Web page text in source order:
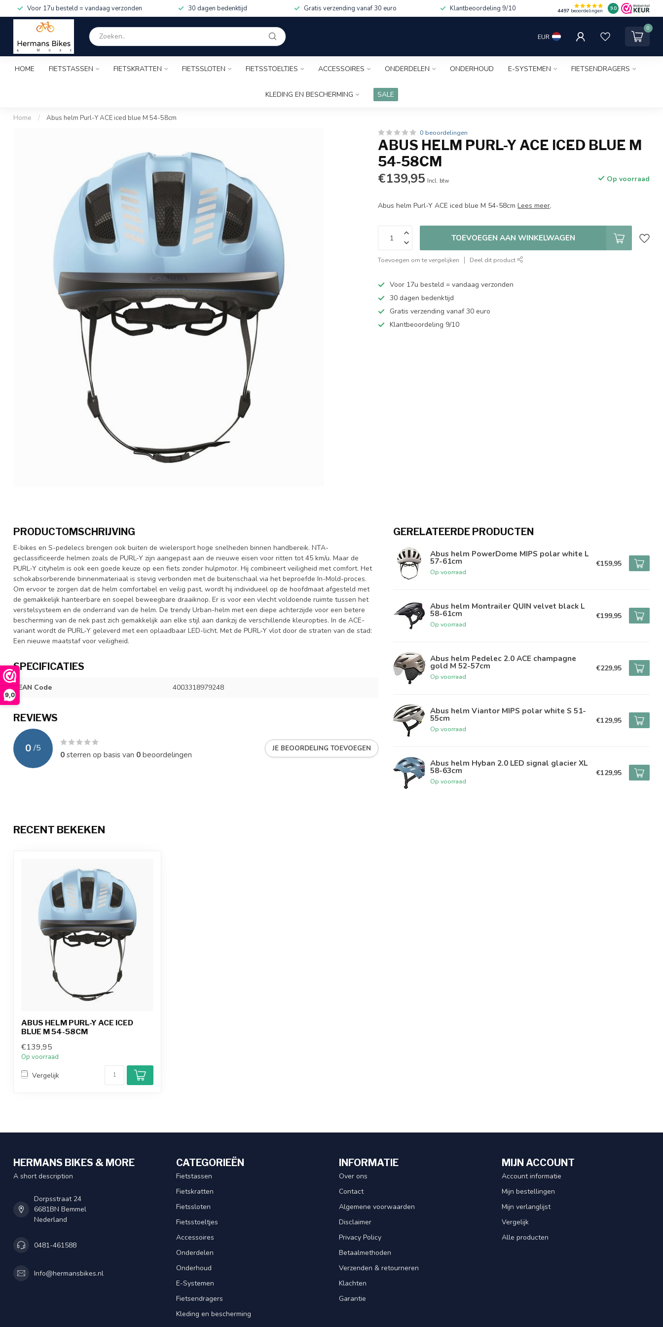
9,0
Voor 17u besteld = vandaag verzonden 30 dagen bedenktijd Gratis verzending vanaf 30 euro Klantbeoordeling 9/10 4497beoordelingen 9.0
EUR
0
HOME FIETSTASSEN FIETSKRATTEN FIETSSLOTEN FIETSSTOELTJES ACCESSOIRES ONDERDELEN ONDERHOUD E-SYSTEMEN FIETSENDRAGERS
KLEDING EN BESCHERMING SALE
Home / Abus helm Purl-Y ACE iced blue M 54-58cm
0 beoordelingen
ABUS HELM PURL-Y ACE ICED BLUE M
54-58CM
€139,95 Incl. btw Op voorraad
Abus helm Purl-Y ACE iced blue M 54-58cmLees meer.
TOEVOEGEN AAN WINKELWAGEN
Toevoegen om te vergelijken Deel dit product
Voor 17u besteld = vandaag verzonden
30 dagen bedenktijd
Gratis verzending vanaf 30 euro
Klantbeoordeling 9/10
PRODUCTOMSCHRIJVING
E-bikes en S-pedelecs brengen ook buiten de wielersport hoge snelheden binnen handbereik. NTA-
geclassificeerde helmen zoals de PURL-Y zijn aangepast aan de nieuwe eisen voor ritten tot 45 km/u. Maar de
PURL-Y cityhelm is ook een goede keuze op een fiets zonder hulpmotor. Hij combineert veiligheid met comfort. Het
schokabsorberende binnenmateriaal is stevig verbonden met de buitenschaal via het beproefde In-Mold-proces.
Om ervoor te zorgen dat de helm comfortabel en veilig past, wordt hij individueel op de hoofdmaat afgesteld met
de gemakkelijk hanteerbare en soepel beweegbare draaiknop. Er is voor een vlecht voldoende ruimte tussen het
verstelsysteem en de onderrand van de helm. De trendy Urban-helm met een diepe achterzijde voor een betere
bescherming van de nek past zich gemakkelijk aan elke stijl aan dankzij de verschillende kleuropties. In de ACE-
variant wordt de PURL-Y geleverd met een oplaadbaar LED-licht. Met de PURL-Y vlot door de straten van de stad:
Een nieuwe maatstaf voor veiligheid.
SPECIFICATIES
EAN Code 4003318979248
REVIEWS
0 /5
0sterren op basis van 0beoordelingen
JE BEOORDELING TOEVOEGEN
GERELATEERDE PRODUCTEN
Abus helm PowerDome MIPS polar white L
57-61cm
Op voorraad
€159,95
Abus helm Montrailer QUIN velvet black L
58-61cm
Op voorraad
€199,95
Abus helm Pedelec 2.0 ACE champagne
gold M 52-57cm
Op voorraad
€229,95
Abus helm Viantor MIPS polar white S 51-
55cm
Op voorraad
€129,95
Abus helm Hyban 2.0 LED signal glacier XL
58-63cm
Op voorraad
€129,95
RECENT BEKEKEN
ABUS HELM PURL-Y ACE ICED
BLUE M 54-58CM
€139,95
Op voorraad
Vergelijk
HERMANS BIKES & MORE
A short description
Dorpsstraat 24
6681BN Bemmel
Nederland
0481-461588
Info@hermansbikes.nl
CATEGORIEËN
Fietstassen
Fietskratten
Fietssloten
Fietsstoeltjes
Accessoires
Onderdelen
Onderhoud
E-Systemen
Fietsendragers
Kleding en bescherming
INFORMATIE
Over ons
Contact
Algemene voorwaarden
Disclaimer
Privacy Policy
Betaalmethoden
Verzenden & retourneren
Klachten
Garantie
MIJN ACCOUNT
Account informatie
Mijn bestellingen
Mijn verlanglijst
Vergelijk
Alle producten